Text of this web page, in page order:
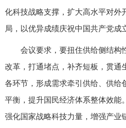
化科技战略支撑，扩大高水平对外
局，以优异成绩庆祝中国共产党成
会议要求，要扭住供给侧结构
改革，打通堵点，补齐短板，贯通
各环节，形成需求牵引供给、供给
平衡，提升国民经济体系整体效能
强化国家战略科技力量，增强产业